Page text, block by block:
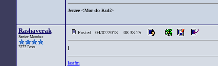
Jerzee <Mor do Kuli>
Rashaverak
Senior Member
3722 Posts
Posted - 04/02/2013 : 08:33:25
l
lastfm